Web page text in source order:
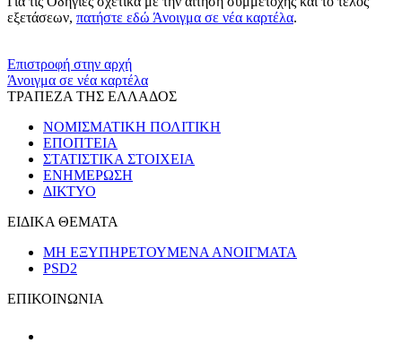
εξετάσεων, πατήστε εδώ Άνοιγμα σε νέα καρτέλα.
Επιστροφή στην αρχή
Άνοιγμα σε νέα καρτέλα
ΤΡΑΠΕΖΑ ΤΗΣ ΕΛΛΑΔΟΣ
ΝΟΜΙΣΜΑΤΙΚΗ ΠΟΛΙΤΙΚΗ
ΕΠΟΠΤΕΙΑ
ΣΤΑΤΙΣΤΙΚΑ ΣΤΟΙΧΕΙΑ
ΕΝΗΜΕΡΩΣΗ
ΔΙΚΤΥΟ
ΕΙΔΙΚΑ ΘΕΜΑΤΑ
ΜΗ ΕΞΥΠΗΡΕΤΟΥΜΕΝΑ ΑΝΟΙΓΜΑΤΑ
PSD2
ΕΠΙΚΟΙΝΩΝΙΑ